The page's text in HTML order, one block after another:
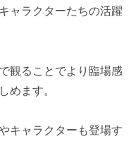
ャラクターたちの活躍
観ることでより臨場感
めます。
キャラクターも登場す